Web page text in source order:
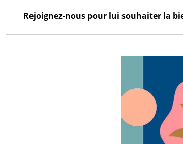
Rejoignez-nous pour lui souhaiter la